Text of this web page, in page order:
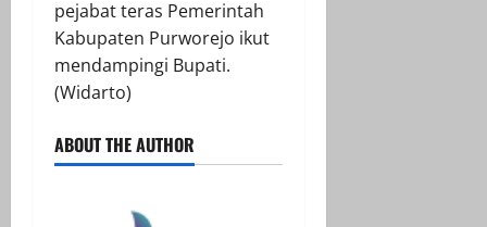
pejabat teras Pemerintah
Kabupaten Purworejo ikut
mendampingi Bupati.
(Widarto)
ABOUT THE AUTHOR